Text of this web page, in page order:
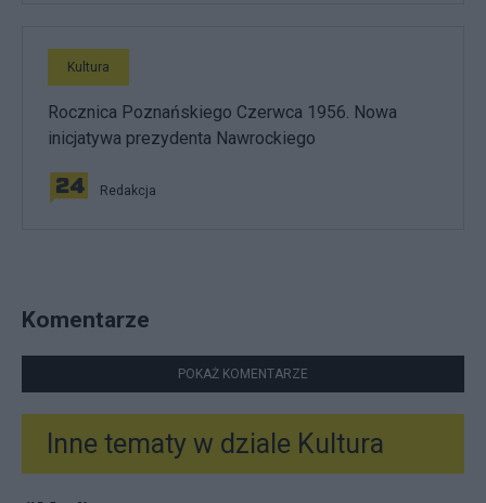
Kultura
Rocznica Poznańskiego Czerwca 1956. Nowa
inicjatywa prezydenta Nawrockiego
Redakcja
Komentarze
POKAŻ KOMENTARZE
Inne tematy w dziale Kultura